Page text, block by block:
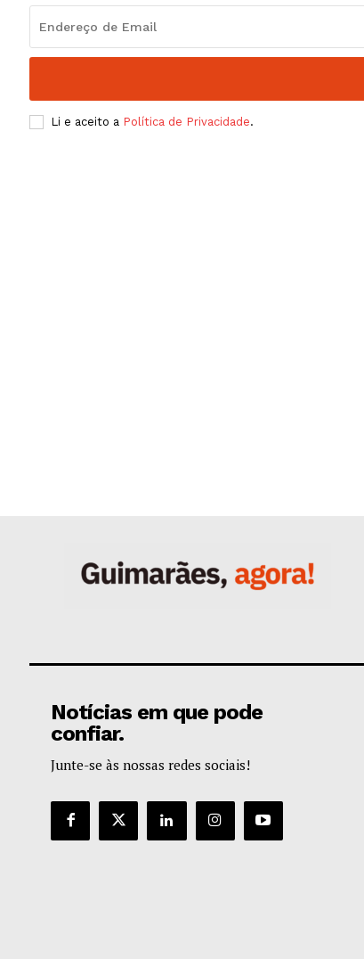
Li e aceito a Política de Privacidade.
Notícias em que pode
confiar.
Junte-se às nossas redes sociais!